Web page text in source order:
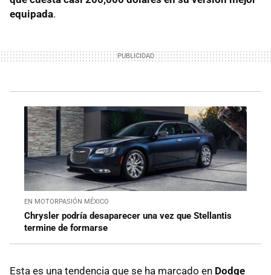
equipada.
EN MOTORPASIÓN MÉXICO
Chrysler podría desaparecer una vez que Stellantis
termine de formarse
Esta es una tendencia que se ha marcado en Dodge